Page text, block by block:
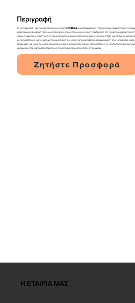
Περιγραφή
Η ακατέργαστη και συναρπαστική συλλογήCordilleraαποτελεί μια ωδή στη φυσική κομψότητα και τη
αρμονικό συνδυασμό απαλών και ζωηρών γήινων τόνων, η συλλογή αναδεικνύει τον αυθεντικό χαρακτήρα
ιδανικό για όσους αναζητούν να δημιουργήσουν χώρους που αποπνέουν μοναδικότητα και αφήνουν μια
Αυτός ο πέτρινος καπλαμάς, με την αυθεντική του υφή και την εκλεπτυσμένη αισθητική του, μετατρέπει
βλέμματα και προκαλώντας θαυμασμό. Είναι η ιδανική επιλογή για όσους θέλουν να συνδυάσουν φυσική
αναρωτιούνται για την προέλευση και την ιστορία πίσω από κάθε λεπτομέρεια.
Ζητήστε Προσφορά
Η ΕΤΑΙΡΙΑ ΜΑΣ